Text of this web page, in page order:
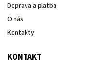
Doprava a platba
O nás
Kontakty
KONTAKT